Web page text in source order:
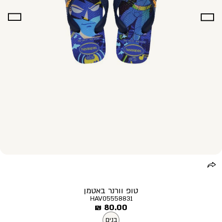
טופ וורנר באטמן
HAV05558831
מחיר
מוצר
80.00 ₪
בנים